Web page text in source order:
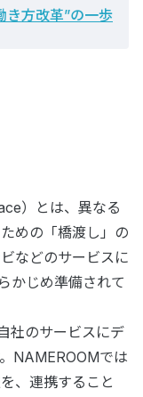
き方改革”の一歩
）とは、異なる
めの「橋渡し」の
などのサービスに
かじめ準備されて
社のサービスにデ
NAMEROOMでは
、連携すること